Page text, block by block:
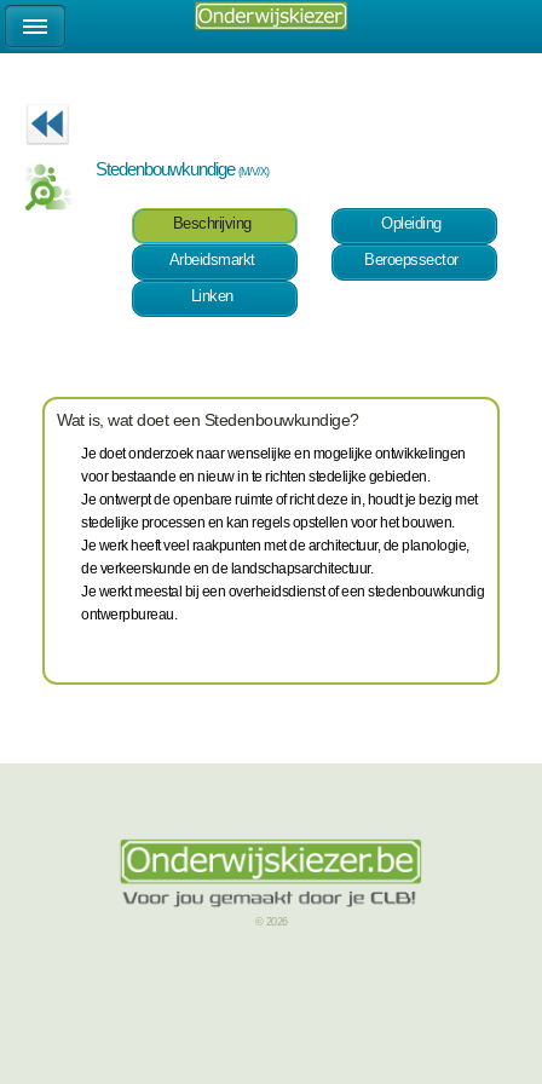
Stedenbouwkundige(M/V/X)
Beschrijving
Opleiding
Arbeidsmarkt
Beroepssector
Linken
Wat is, wat doet een Stedenbouwkundige?
Je doet onderzoek naar wenselijke en mogelijke ontwikkelingen
voor bestaande en nieuw in te richten stedelijke gebieden.
Je ontwerpt de openbare ruimte of richt deze in, houdt je bezig met
stedelijke processen en kan regels opstellen voor het bouwen.
Je werk heeft veel raakpunten met de architectuur, de planologie,
de verkeerskunde en de landschapsarchitectuur.
Je werkt meestal bij een overheidsdienst of een stedenbouwkundig
ontwerpbureau.
© 2026